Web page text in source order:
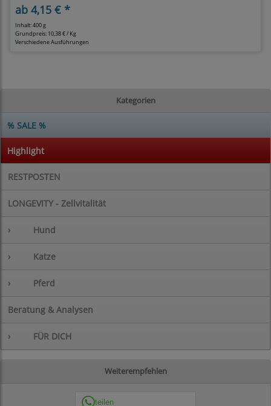
Kategorien
% SALE %
Highlight
RESTPOSTEN
LONGEVITY - Zellvitalität
› Hund
› Katze
› Pferd
Beratung & Analysen
› FÜR DICH
Weiterempfehlen
teilen
ab 4,15 € *
Inhalt: 400 g
Grundpreis: 10,38 € / Kg
Verschiedene Ausführungen